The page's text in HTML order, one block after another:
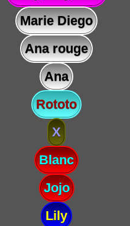
Marie Diego
Ana rouge
Ana
Rototo
X
Blanc
Jojo
Lily